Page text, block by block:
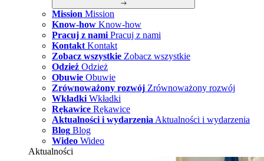
Mission Mission
Know-how Know-how
Pracuj z nami Pracuj z nami
Kontakt Kontakt
Zobacz wszystkie Zobacz wszystkie
Odzież Odzież
Obuwie Obuwie
Zrównoważony rozwój Zrównoważony rozwój
Wkładki Wkładki
Rękawice Rękawice
Aktualności i wydarzenia Aktualności i wydarzenia
Blog Blog
Wideo Wideo
Aktualności